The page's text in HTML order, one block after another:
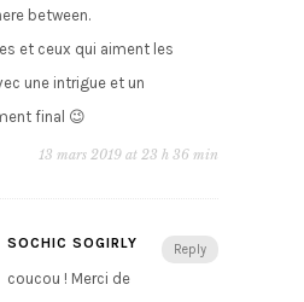
between.
et ceux qui aiment les
une intrigue et un
final 😉
13 mars 2019 at 23 h 36 min
Reply
SOCHIC SOGIRLY
coucou ! Merci de